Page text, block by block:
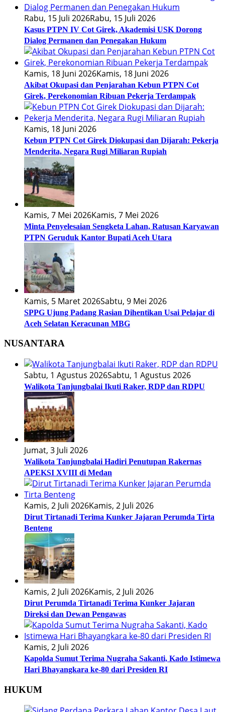
Rabu, 15 Juli 2026Rabu, 15 Juli 2026
Kasus PTPN IV Cot Girek, Akademisi USK Dorong
Dialog Permanen dan Penegakan Hukum
Kamis, 18 Juni 2026Kamis, 18 Juni 2026
Akibat Okupasi dan Penjarahan Kebun PTPN Cot
Girek, Perekonomian Ribuan Pekerja Terdampak
Kamis, 18 Juni 2026
Kebun PTPN Cot Girek Diokupasi dan Dijarah: Pekerja
Menderita, Negara Rugi Miliaran Rupiah
Kamis, 7 Mei 2026Kamis, 7 Mei 2026
Minta Penyelesaian Sengketa Lahan, Ratusan Karyawan
PTPN Geruduk Kantor Bupati Aceh Utara
Kamis, 5 Maret 2026Sabtu, 9 Mei 2026
SPPG Ujung Padang Rasian Dihentikan Usai Pelajar di
Aceh Selatan Keracunan MBG
NUSANTARA
Sabtu, 1 Agustus 2026Sabtu, 1 Agustus 2026
Walikota Tanjungbalai Ikuti Raker, RDP dan RDPU
Jumat, 3 Juli 2026
Walikota Tanjungbalai Hadiri Penutupan Rakernas
APEKSI XVIII di Medan
Kamis, 2 Juli 2026Kamis, 2 Juli 2026
Dirut Tirtanadi Terima Kunker Jajaran Perumda Tirta
Benteng
Kamis, 2 Juli 2026Kamis, 2 Juli 2026
Dirut Perumda Tirtanadi Terima Kunker Jajaran
Direksi dan Dewan Pengawas
Kamis, 2 Juli 2026
Kapolda Sumut Terima Nugraha Sakanti, Kado Istimewa
Hari Bhayangkara ke-80 dari Presiden RI
HUKUM